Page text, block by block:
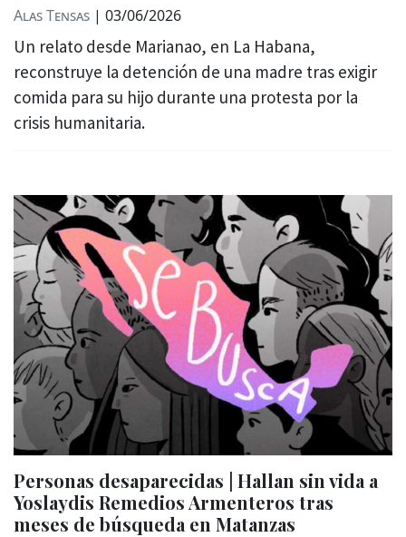
Alas Tensas | 03/06/2026
Un relato desde Marianao, en La Habana,
reconstruye la detención de una madre tras exigir
comida para su hijo durante una protesta por la
crisis humanitaria.
Personas desaparecidas | Hallan sin vida a
Yoslaydis Remedios Armenteros tras
meses de búsqueda en Matanzas